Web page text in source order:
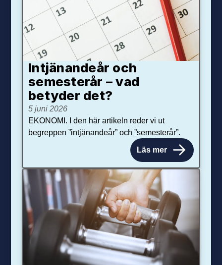
Intjänandeår och
semesterår – vad
betyder det?
5 juni 2026
EKONOMI. I den här artikeln reder vi ut
begreppen ”intjänandeår” och ”semesterår”.
Läs mer